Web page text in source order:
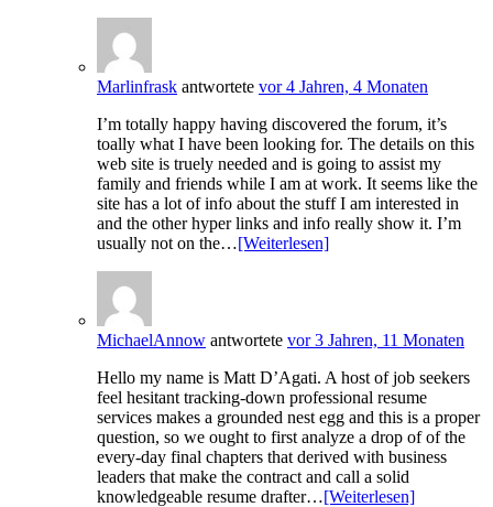
Marlinfrask antwortete vor 4 Jahren, 4 Monaten
I’m totally happy having discovered the forum, it’s
toally what I have been looking for. The details on this
web site is truely needed and is going to assist my
family and friends while I am at work. It seems like the
site has a lot of info about the stuff I am interested in
and the other hyper links and info really show it. I’m
usually not on the…[Weiterlesen]
MichaelAnnow antwortete vor 3 Jahren, 11 Monaten
Hello my name is Matt D’Agati. A host of job seekers
feel hesitant tracking-down professional resume
services makes a grounded nest egg and this is a proper
question, so we ought to first analyze a drop of of the
every-day final chapters that derived with business
leaders that make the contract and call a solid
knowledgeable resume drafter…[Weiterlesen]